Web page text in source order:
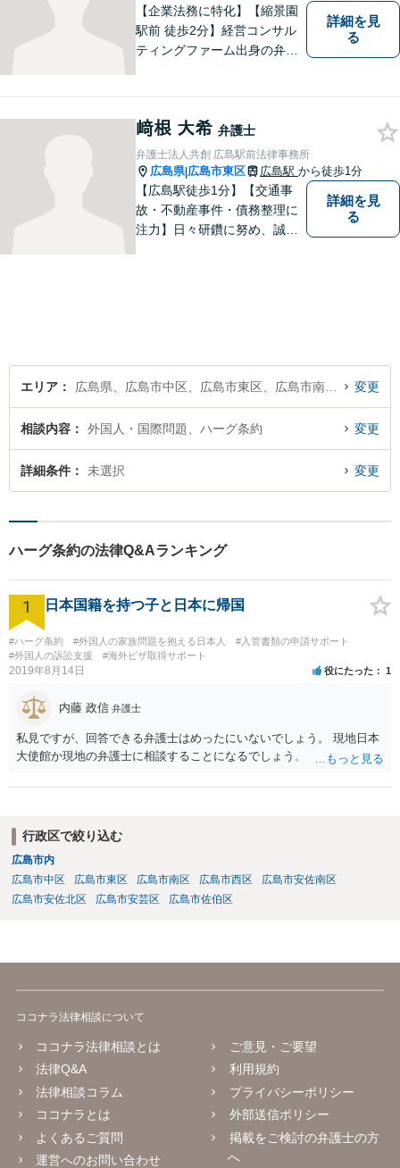
【企業法務に特化】【縮景園
駅前 徒歩2分】経営コンサル
ティングファーム出身の弁護
え、大きく成長できるような
企業づくりをお手伝いいたし
ます。【24時間メール受付】
詳細を見
る
﨑根 大希 弁護士
弁護士法人共創 広島駅前法律事務所
広島県|広島市東区 広島駅 から徒歩1分
【広島駅徒歩1分】【交通事
故・不動産事件・債務整理に
注力】日々研鑽に努め、誠実
詳細を見
る
エリア 変更
相談内容 外国人・国際問題、ハーグ条約 変更
詳細条件 未選択 変更
ハーグ条約の法律Q&Aランキング
1 日本国籍を持つ子と日本に帰国
#ハーグ条約 #外国人の家族問題を抱える日本人
#入管書類の申請サポート
#外国人の訴訟支援
#海外ビザ取得サポート
2019年8月14日 役にたった 1
内藤 政信 弁護士
私見ですが、回答できる弁護士はめったにいないでしょう。 現地日本
大使館か現地の弁護士に相談することになるでしょう。
行政区で絞り込む
広島市内
広島市中区
広島市東区 広島市南区 広島市西区
広島市安佐南区
広島市安佐北区
広島市安芸区 広島市佐伯区
ココナラ法律相談について
ココナラ法律相談とは
法律Q&A
法律相談コラム
ココナラとは
よくあるご質問
運営へのお問い合わせ
ご意見・ご要望
利用規約
プライバシーポリシー
外部送信ポリシー
掲載をご検討の弁護士の方
へ